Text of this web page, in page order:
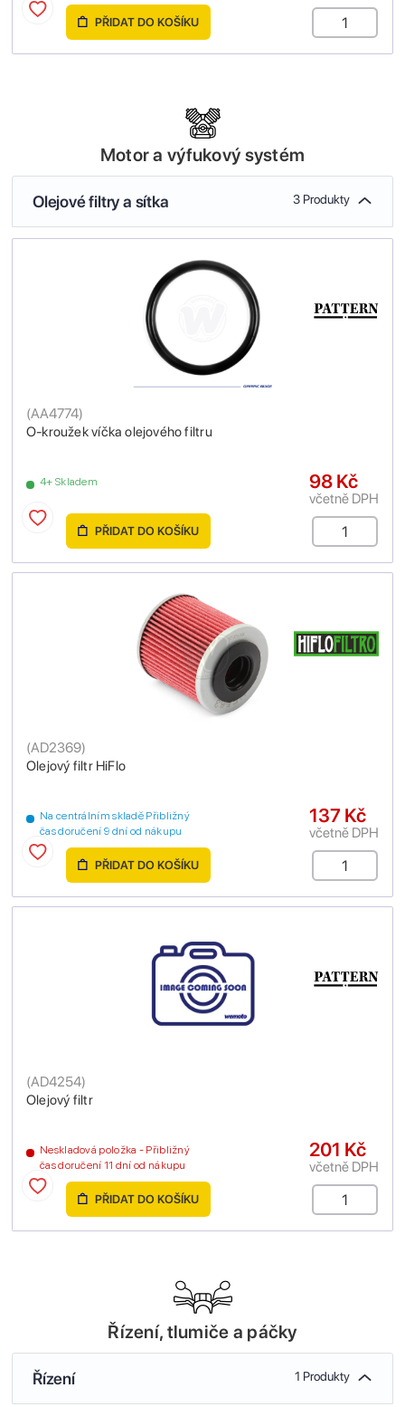
PŘIDAT DO KOŠÍKU
Motor a výfukový systém
Olejové filtry a sítka 3 Produkty
O-kroužek víčka olejového filtru
(AA4774)
4+ Skladem 98 Kč
včetně DPH
PŘIDAT DO KOŠÍKU
Olejový filtr HiFlo
(AD2369)
Na centrálním skladě Přibližný
čas doručení 9 dní od nákupu
137 Kč
včetně DPH
PŘIDAT DO KOŠÍKU
Olejový filtr
(AD4254)
Neskladová položka - Přibližný
čas doručení 11 dní od nákupu
201 Kč
včetně DPH
PŘIDAT DO KOŠÍKU
Řízení, tlumiče a páčky
Řízení 1 Produkty